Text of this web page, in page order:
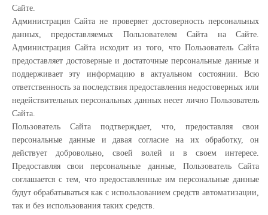
Сайте.
Администрация Сайта не проверяет достоверность персональных
данных, предоставляемых Пользователем Сайта на Сайте.
Администрация Сайта исходит из того, что Пользователь Сайта
предоставляет достоверные и достаточные персональные данные и
поддерживает эту информацию в актуальном состоянии. Всю
ответственность за последствия предоставления недостоверных или
недействительных персональных данных несет лично Пользователь
Сайта.
Пользователь Сайта подтверждает, что, предоставляя свои
персональные данные и давая согласие на их обработку, он
действует добровольно, своей волей и в своем интересе.
Предоставляя свои персональные данные, Пользователь Сайта
соглашается с тем, что предоставленные им персональные данные
будут обрабатываться как с использованием средств автоматизации,
так и без использования таких средств.